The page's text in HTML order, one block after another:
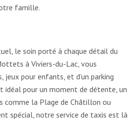
famille.
le soin porté à chaque détail du
à Viviers-du-Lac, vous
jeux pour enfants, et d’un parking
idéal pour un moment de détente, un
comme la Plage de Châtillon ou
spécial, notre service de taxis est là